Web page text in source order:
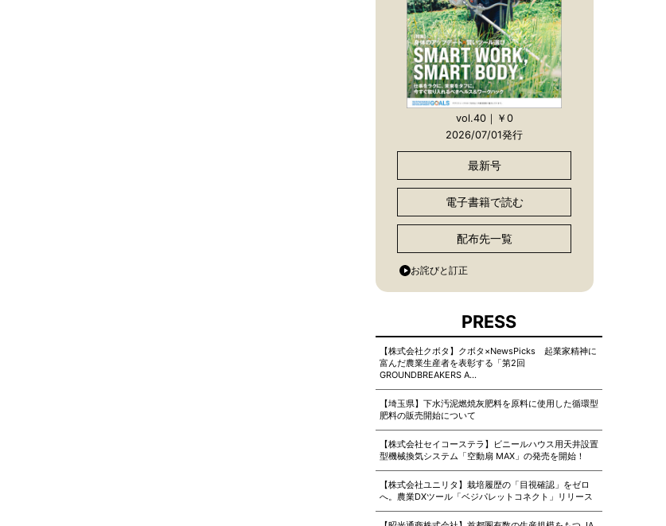
vol.40｜￥0
2026/07/01発行
最新号
電子書籍で読む
配布先一覧
お詫びと訂正
PRESS
【株式会社クボタ】クボタ×NewsPicks 起業家精神に
富んだ農業生産者を表彰する「第2回
GROUNDBREAKERS A…
【埼玉県】下水汚泥燃焼灰肥料を原料に使用した循環型
肥料の販売開始について
【株式会社セイコーステラ】ビニールハウス用天井設置
型機械換気システム「空動扇 MAX」の発売を開始！
【株式会社ユニリタ】栽培履歴の「目視確認」をゼロ
へ。農業DXツール「ベジパレットコネクト」リリース